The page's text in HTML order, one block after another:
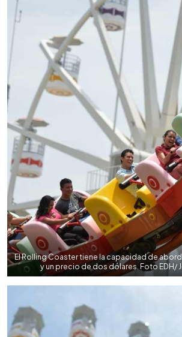
El Rolling Coaster tiene la capacidad de
y un precio de dos dólares. Foto EDH/